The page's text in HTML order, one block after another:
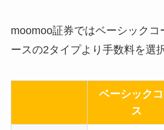
moomoo証券ではベーシックコ
ースの2タイプより手数料を選
ベーシック
ス